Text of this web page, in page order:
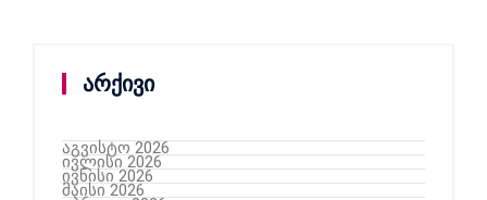
არქივი
აგვისტო 2026
ივლისი 2026
ივნისი 2026
მაისი 2026